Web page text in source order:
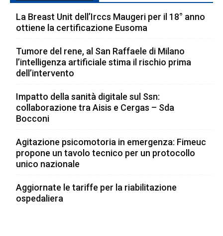
La Breast Unit dell’Irccs Maugeri per il 18° anno
ottiene la certificazione Eusoma
Tumore del rene, al San Raffaele di Milano
l’intelligenza artificiale stima il rischio prima
dell’intervento
Impatto della sanità digitale sul Ssn:
collaborazione tra Aisis e Cergas – Sda
Bocconi
Agitazione psicomotoria in emergenza: Fimeuc
propone un tavolo tecnico per un protocollo
unico nazionale
Aggiornate le tariffe per la riabilitazione
ospedaliera